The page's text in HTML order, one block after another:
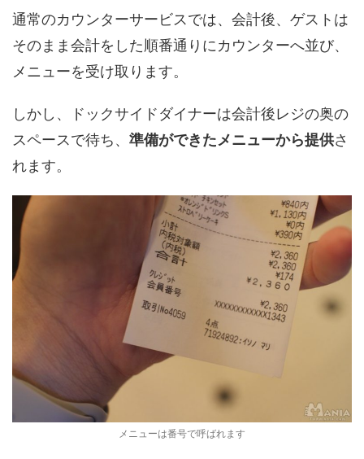
通常のカウンターサービスでは、会計後、ゲストは
そのまま会計をした順番通りにカウンターへ並び、
メニューを受け取ります。
しかし、ドックサイドダイナーは会計後レジの奥の
スペースで待ち、 準備ができたメニューから提供さ
れます。
メニューは番号で呼ばれます